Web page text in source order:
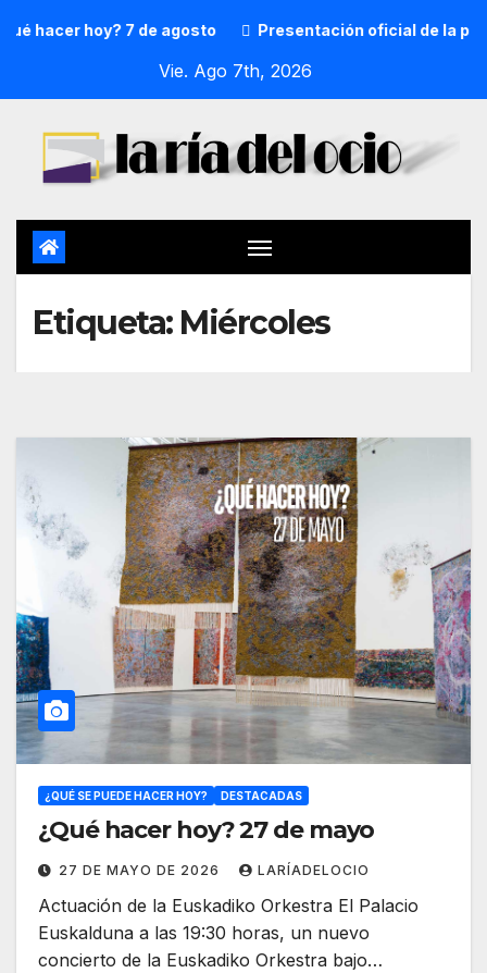
hacer hoy? 7 de agosto Presentación oficial de la
Vie. Ago 7th, 2026
Etiqueta: Miércoles
¿QUÉ SE PUEDE HACER HOY? DESTACADAS
¿Qué hacer hoy? 27 de mayo
27 DE MAYO DE 2026 LARÍADELOCIO
Actuación de la Euskadiko Orkestra El Palacio
Euskalduna a las 19:30 horas, un nuevo
concierto de la Euskadiko Orkestra bajo…